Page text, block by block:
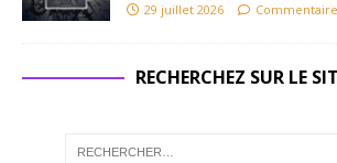
29 juillet 2026
RECHERCHEZ SUR LE